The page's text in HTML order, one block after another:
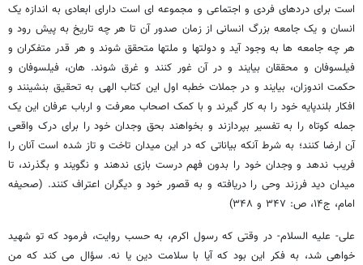
است برای دردهای فردی و اجتماعی و مجموعه ‏ای است دارای ابعادی به اندازه یک
انسان و یک جامعه بزرگ انسانی از زمان صدور آن تا هر چه تاریخ به پیش رود و
هر چه جامعه‏ ها به وجود آید و دولتها و ملتها متحقق شوند و هر قدر متفکران و
فیلسوفان و محققان بیایند و در آن غور کنند و غرق شوند. هان، فیلسوفان و
حکمت ‏اندوزان، بیایند و در جملات خطبه اول این کتاب الهی به تحقیق بنشینند و
افکار بلندپایه خود را به کار گیرند و با کمک اصحاب معرفت و ارباب عرفان این یک
جمله کوتاه را به تفسیر بپردازند و بخواهند بحق وجدان خود را برای درک واقعی
آن ارضا کنند؛ به شرط آنکه بیاناتی که در این میدان تاخت و تاز شده است آنان را
فریب ندهد و وجدان خود را بدون فهم درست بازی ندهند و نگویند و بگذرند، تا
میدان دید فرزند وحی را دریافته و به قصور خود و دیگران اعتراف کنند. (صحیفه
امام، ج‏۱۴، ص: ۳۴۷ و ۳۴۸)
علی- علیه السلام- در وقتی که رسول اکرم، به حسب روایت، فرمود که تو شهید
خواهی شد، به فکر این بود که آیا با سلامت دین یا نه. سؤال می‏ کند که من